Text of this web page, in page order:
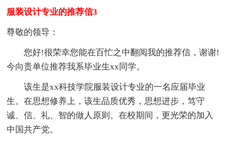
服装设计专业的推荐信3
尊敬的领导：
您好!很荣幸您能在百忙之中翻阅我的推荐信，谢谢!
今向贵单位推荐我系毕业生xx同学。
该生是xx科技学院服装设计专业的一名应届毕业
生。在思想修养上，该生品质优秀，思想进步，笃守
诚、信、礼、智的做人原则。在校期间，更光荣的加入
中国共产党。